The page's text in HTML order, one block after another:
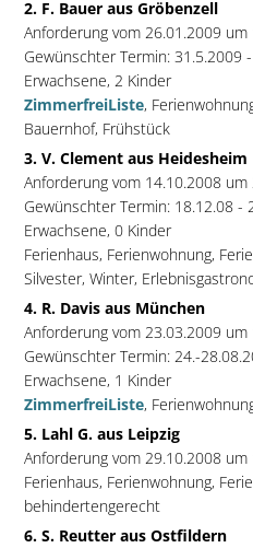
2. F. Bauer aus Gröbenzell
Anforderung vom 26.01.2009 um
Gewünschter Termin: 31.5.2009
Erwachsene, 2 Kinder
ZimmerfreiListe,
Bauernhof, Frühstück
3. V. Clement aus Heidesheim
Anforderung vom 14.10.2008 um
Gewünschter Termin: 18.12.08 -
Erwachsene, 0 Kinder
Ferienhaus, Ferienwohnung,
Silvester, Winter,
4. R. Davis aus München
Anforderung vom 23.03.2009 um
Gewünschter Termin: 24.-
Erwachsene, 1 Kinder
ZimmerfreiListe,
5. Lahl G. aus Leipzig
Anforderung vom 29.10.2008 um
Ferienhaus, Ferienwohnung,
behindertengerecht
6. S. Reutter aus Ostfildern